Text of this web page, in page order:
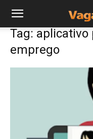
Tag:
emprego